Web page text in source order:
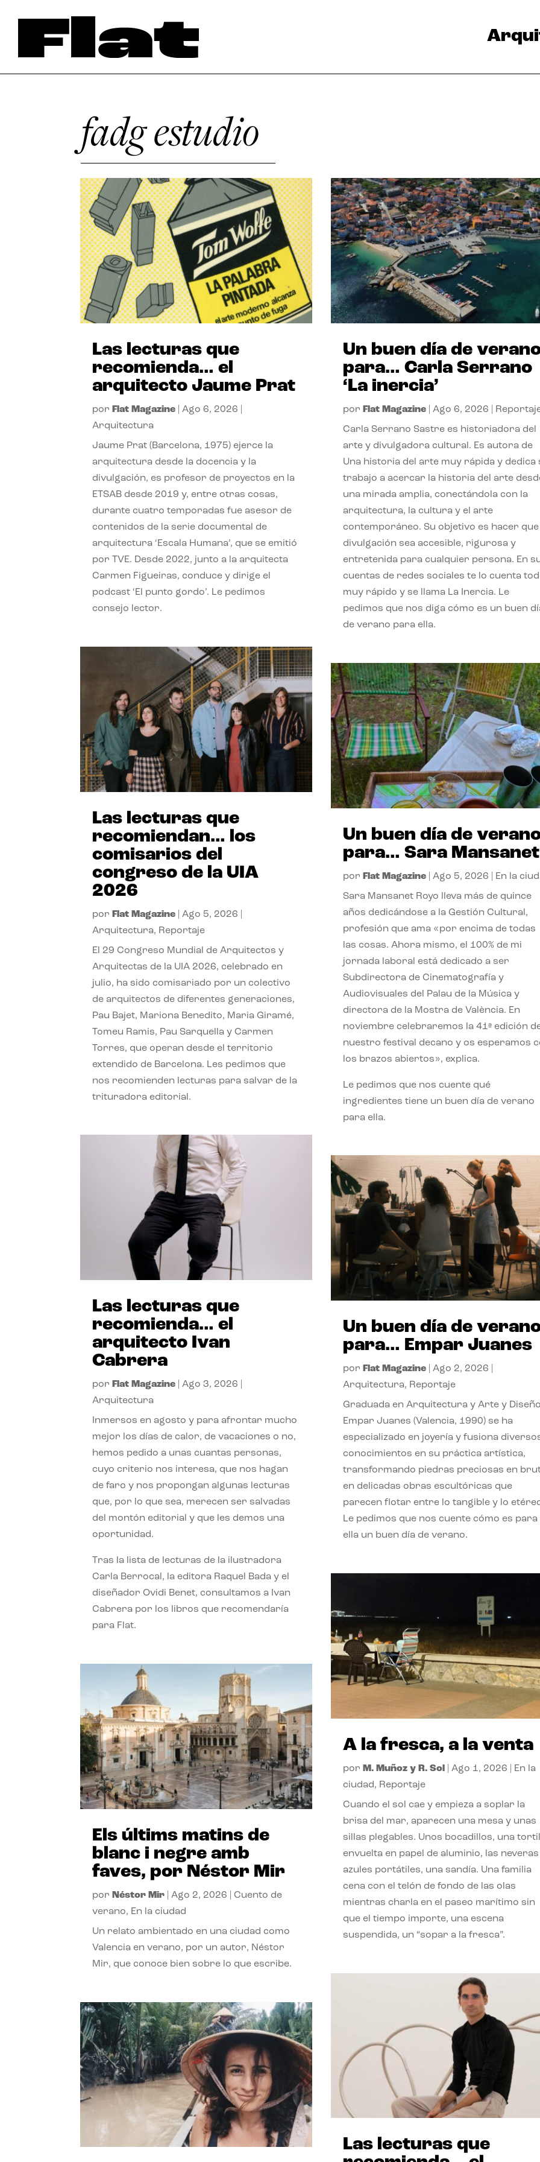
fadg estudio
Las lecturas que
recomienda… el
arquitecto Jaume Prat
por Flat Magazine |Ago 6, 2026
Arquitectura
Jaume Prat (Barcelona, 1975) ejerce la
arquitectura desde la docencia y la
divulgación, es profesor de proyectos en la
ETSAB desde 2019 y, entre otras cosas,
durante cuatro temporadas fue asesor de
contenidos de la serie documental de
arquitectura ‘Escala Humana’, que se emitió
por TVE. Desde 2022, junto a la arquitecta
Carmen Figueiras, conduce y dirige el
podcast ‘El punto gordo’. Le pedimos
consejo lector.
Las lecturas que
recomiendan… los
comisarios del
congreso de la UIA
2026
por Flat Magazine |Ago 5, 2026
Arquitectura, Reportaje
El 29 Congreso Mundial de Arquitectos y
Arquitectas de la UIA 2026, celebrado en
julio, ha sido comisariado por un colectivo
de arquitectos de diferentes generaciones,
Pau Bajet, Mariona Benedito, Maria Giramé,
Tomeu Ramis, Pau Sarquella y Carmen
Torres, que operan desde el territorio
extendido de Barcelona. Les pedimos que
nos recomienden lecturas para salvar de la
trituradora editorial.
Las lecturas que
recomienda… el
arquitecto Ivan
Cabrera
por Flat Magazine |Ago 3, 2026
Arquitectura
Inmersos en agosto y para afrontar mucho
mejor los días de calor, de vacaciones o no,
hemos pedido a unas cuantas personas,
cuyo criterio nos interesa, que nos hagan
de faro y nos propongan algunas lecturas
que, por lo que sea, merecen ser salvadas
del montón editorial y que les demos una
oportunidad.
Tras la lista de lecturas de la ilustradora
Carla Berrocal, la editora Raquel Bada y el
diseñador Ovidi Benet, consultamos a Ivan
Cabrera por los libros que recomendaría
para Flat.
Els últims matins de
blanc i negre amb
faves, por Néstor Mir
por Néstor Mir |Ago 2, 2026 |Cuento de
verano, En la ciudad
Un relato ambientado en una ciudad como
Valencia en verano, por un autor, Néstor
Mir, que conoce bien sobre lo que escribe.
Un buen día de
para… Carla Serrano
‘La inercia’
por Flat Magazine| Ago 6, 2026
Carla Serrano Sastre es historiadora del
arte y divulgadora cultural. Es autora de
Una historia del arte muy rápida y dedica
trabajo a acercar la historia del arte
una mirada amplia, conectándola con la
arquitectura, la cultura y el arte
contemporáneo. Su objetivo es hacer que
divulgación sea accesible, rigurosa y
entretenida para cualquier persona. En
cuentas de redes sociales te lo cuenta
muy rápido y se llama La Inercia. Le
pedimos que nos diga cómo es un buen
de verano para ella.
Un buen día de
para… Sara Mansanet
por Flat Magazine| Ago 5, 2026 En la
Sara Mansanet Royo lleva más de quince
años dedicándose a la Gestión Cultural,
profesión que ama «por encima de todas
las cosas. Ahora mismo, el 100% de mi
jornada laboral está dedicado a ser
Subdirectora de Cinematografía y
Audiovisuales del Palau de la Música y
directora de la Mostra de València. En
noviembre celebraremos la 41ª edición
nuestro festival decano y os esperamos
los brazos abiertos», explica.
Le pedimos que nos cuente qué
ingredientes tiene un buen día de verano
para ella.
Un buen día de
para… Empar Juanes
por Flat Magazine| Ago 2, 2026
Arquitectura, Reportaje
Graduada en Arquitectura y Arte y
Empar Juanes (Valencia, 1990) se ha
especializado en joyería y fusiona
conocimientos en su práctica artística,
transformando piedras preciosas en
en delicadas obras escultóricas que
parecen flotar entre lo tangible y lo
Le pedimos que nos cuente cómo es para
ella un buen día de verano.
A la fresca, a la venta
por M. Muñoz y R. Sol Ago 1, 2026
En la
ciudad, Reportaje
Cuando el sol cae y empieza a soplar la
brisa del mar, aparecen una mesa y unas
sillas plegables. Unos bocadillos, una
envuelta en papel de aluminio, las neveras
azules portátiles, una sandía. Una familia
cena con el telón de fondo de las olas
mientras charla en el paseo marítimo sin
que el tiempo importe, una escena
suspendida, un “sopar a la fresca”.
Las lecturas que